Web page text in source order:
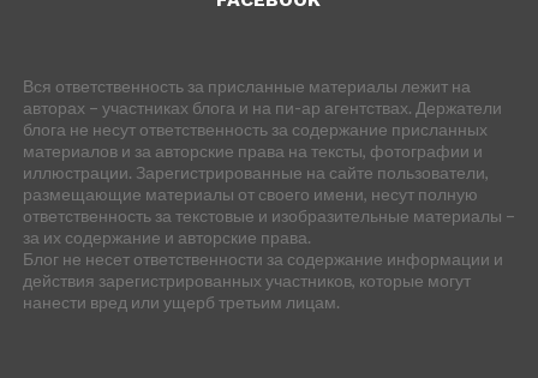
Вся ответственность за присланные материалы лежит на
авторах – участниках блога и на пи-ар агентствах. Держатели
блога не несут ответственность за содержание присланных
материалов и за авторские права на тексты, фотографии и
иллюстрации. Зарегистрированные на сайте пользователи,
размещающие материалы от своего имени, несут полную
ответственность за текстовые и изобразительные материалы –
за их содержание и авторские права.
Блог не несет ответственности за содержание информации и
действия зарегистрированных участников, которые могут
нанести вред или ущерб третьим лицам.